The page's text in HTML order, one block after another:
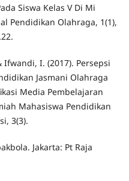
Siswa Kelas V Di Mi
Pendidikan Olahraga, 1(1),
I. (2017). Persepsi
Jasmani Olahraga
Media Pembelajaran
Mahasiswa Pendidikan
3(3).
Jakarta: Pt Raja